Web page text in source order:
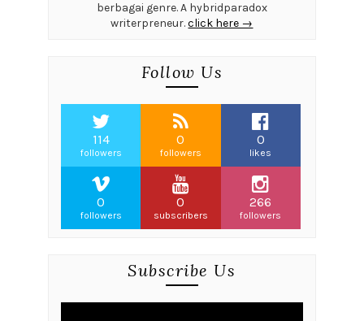
berbagai genre. A hybridparadox
writerpreneur.click here →
Follow Us
114
followers
0
followers
0
likes
0
followers
0
subscribers
266
followers
Subscribe Us